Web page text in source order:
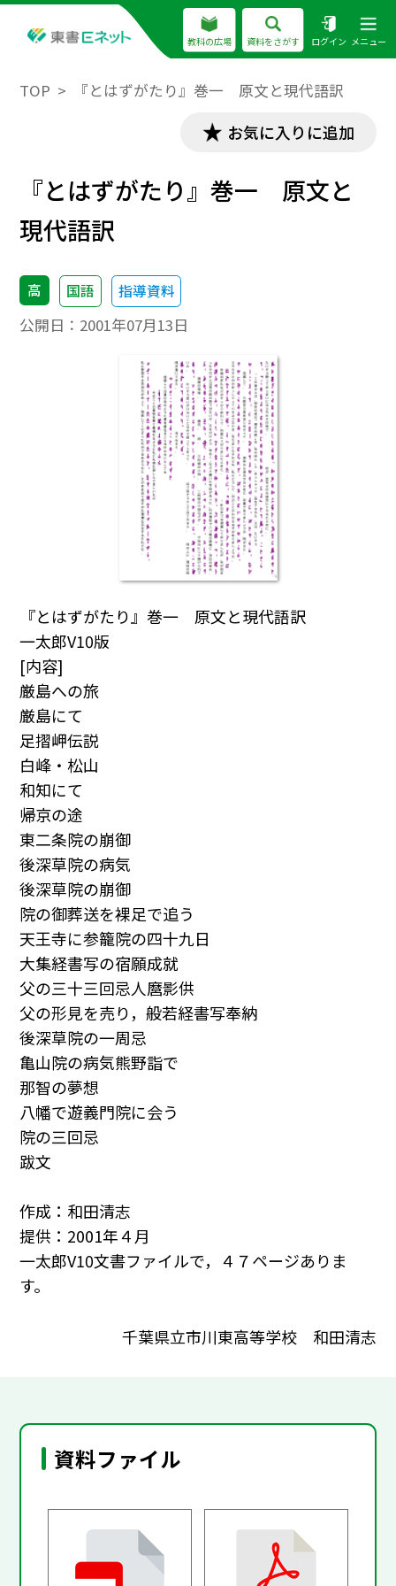
教科の広場 資料をさがす ログイン メニュー
TOP 『とはずがたり』巻一 原文と現代語訳
お気に入りに追加
『とはずがたり』巻一 原文と
現代語訳
高 国語 指導資料
公開日： 2001年07月13日
『とはずがたり』巻一 原文と現代語訳
一太郎V10版
[内容]
厳島への旅
厳島にて
足摺岬伝説
白峰・松山
和知にて
帰京の途
東二条院の崩御
後深草院の病気
後深草院の崩御
院の御葬送を裸足で追う
天王寺に参籠院の四十九日
大集経書写の宿願成就
父の三十三回忌人麿影供
父の形見を売り，般若経書写奉納
後深草院の一周忌
亀山院の病気熊野詣で
那智の夢想
八幡で遊義門院に会う
院の三回忌
跋文
作成：和田清志
提供：2001年４月
一太郎V10文書ファイルで，４７ページありま
す。
千葉県立市川東高等学校 和田清志
資料ファイル